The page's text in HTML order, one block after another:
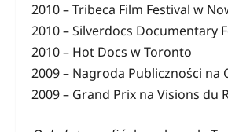
2010 – Tribeca Film Festival w
2010 – Silverdocs Documentary
2010 – Hot Docs w Toronto
2009 – Nagroda Publiczności na
2009 – Grand Prix na Visions du